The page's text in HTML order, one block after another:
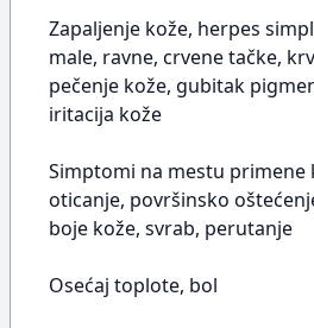
Zapaljenje kože, herpes
male, ravne, crvene tačke,
pečenje kože, gubitak
iritacija kože
Simptomi na mestu primene
oticanje, površinsko
boje kože, svrab, perutanje
Osećaj toplote, bol